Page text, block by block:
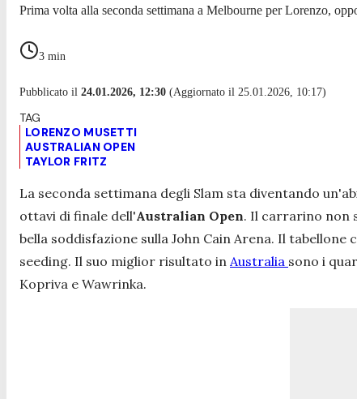
Prima volta alla seconda settimana a Melbourne per Lorenzo,
3 min
Pubblicato il 24.01.2026, 12:30 (Aggiornato il 25.01.2026, 10:17)
LORENZO MUSETTI
AUSTRALIAN OPEN
TAYLOR FRITZ
La seconda settimana degli Slam sta diventando
ottavi di finale dell'Australian Open. Il carrarino non
bella soddisfazione sulla John Cain Arena. Il
seeding. Il suo miglior risultato in Australia sono i
Kopriva e Wawrinka.